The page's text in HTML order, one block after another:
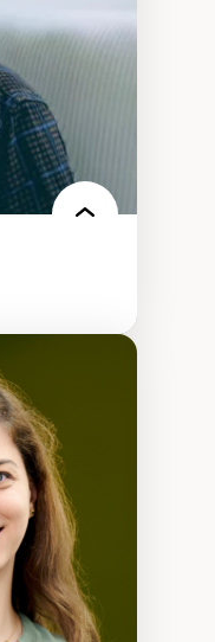
en contexte
réflexives
en
médiatiques
auditoires
numériques à
et l’IA
sur
de recherche
Arendt